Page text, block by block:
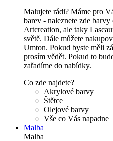
Malujete rádi? Máme pro
barev - naleznete zde
Artcreation, ale taky
světě. Dále můžete
Umton. Pokud byste měli
prosím vědět. Pokud to
zařadíme do nabídky.
Co zde najdete?
Akrylové barvy
Štětce
Olejové barvy
Vše co Vás napadne
Malba
Malba